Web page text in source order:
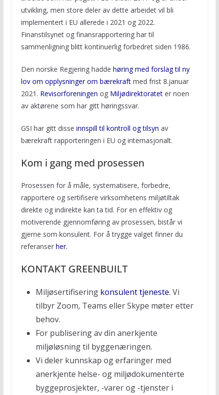
utvikling, men store deler av dette arbeidet vil bli
implementert i EU allerede i 2021 og 2022.
Finanstilsynet og finansrapportering har til
sammenligning blitt kontinuerlig forbedret siden 1986.
Den norske Regjering hadde høring med forslag til ny
lov om opplysninger om bærekraftmed frist 8.januar
2021. Revisorforeningen og Miljødirektorateter noen
av aktørene som har gitt høringssvar.
GSI har gitt disse innspill til kontroll og tilsyn av
bærekraft rapporteringen i EU og internasjonalt.
Kom i gang med prosessen
Prosessen for å måle, systematisere, forbedre,
rapportere og sertifisere virksomhetens miljøtiltak
direkte og indirekte kan ta tid. For en effektiv og
motiverende gjennomføring av prosessen, bistår vi
gjerne som konsulent. For å trygge valget finner du
referanser her.
KONTAKT GREENBUILT
Miljøsertifisering konsulent tjeneste. Vi
tilbyr Zoom, Teams eller Skype møter etter
behov.
For publisering av din anerkjente
miljøløsning til byggenæringen.
Vi deler kunnskap og erfaringer med
anerkjente helse- og miljødokumenterte
byggeprosjekter, -varer og -tjenster i